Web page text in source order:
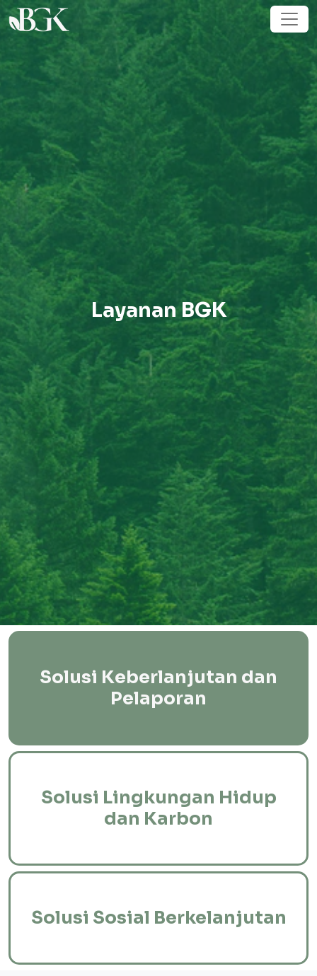
Layanan BGK
Solusi Keberlanjutan dan
Pelaporan
Solusi Lingkungan Hidup
dan Karbon
Solusi Sosial Berkelanjutan